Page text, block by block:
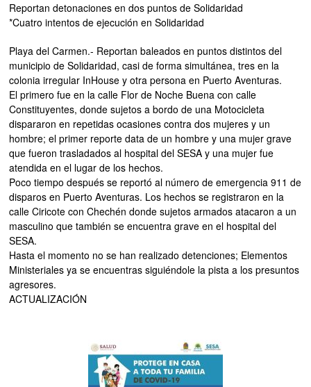
Reportan detonaciones en dos puntos de Solidaridad
*Cuatro intentos de ejecución en Solidaridad
Playa del Carmen.- Reportan baleados en puntos distintos del
municipio de Solidaridad, casi de forma simultánea, tres en la
colonia irregular InHouse y otra persona en Puerto Aventuras.
El primero fue en la calle Flor de Noche Buena con calle
Constituyentes, donde sujetos a bordo de una Motocicleta
dispararon en repetidas ocasiones contra dos mujeres y un
hombre; el primer reporte data de un hombre y una mujer grave
que fueron trasladados al hospital del SESA y una mujer fue
atendida en el lugar de los hechos.
Poco tiempo después se reportó al número de emergencia 911 de
disparos en Puerto Aventuras. Los hechos se registraron en la
calle Ciricote con Chechén donde sujetos armados atacaron a un
masculino que también se encuentra grave en el hospital del
SESA.
Hasta el momento no se han realizado detenciones; Elementos
Ministeriales ya se encuentras siguiéndole la pista a los presuntos
agresores.
ACTUALIZACIÓN